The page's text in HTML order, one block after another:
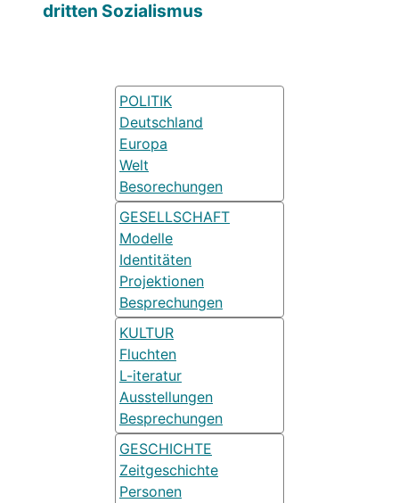
dritten Sozialismus
POLITIK
Deutschland
Europa
Welt
Besorechungen
GESELLSCHAFT
Modelle
Identitäten
Projektionen
Besprechungen
KULTUR
Fluchten
L-iteratur
Ausstellungen
Besprechungen
GESCHICHTE
Zeitgeschichte
Personen